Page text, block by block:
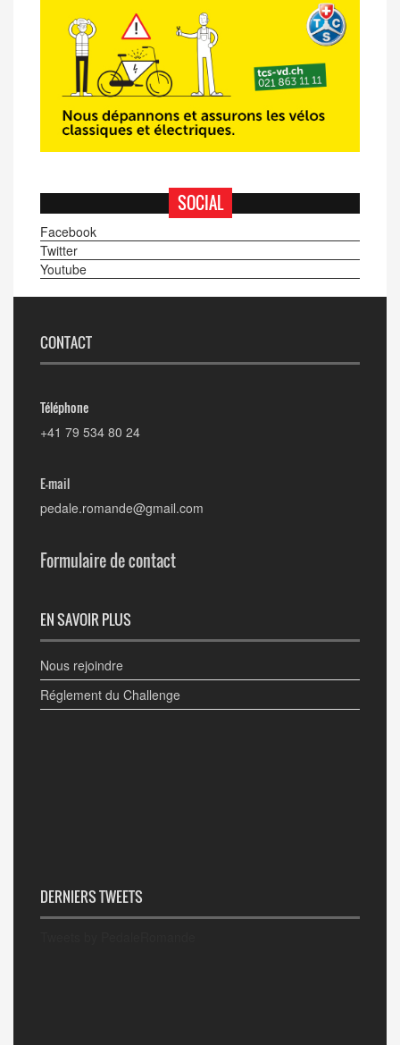
SOCIAL
Facebook
Twitter
Youtube
CONTACT
Téléphone
+41 79 534 80 24
E-mail
pedale.romande@gmail.com
Formulaire de contact
EN SAVOIR PLUS
Nous rejoindre
Réglement du Challenge
DERNIERS TWEETS